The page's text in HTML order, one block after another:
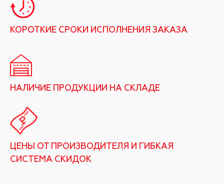
КОРОТКИЕ СРОКИ ИСПОЛНЕНИЯ ЗАКАЗА
НАЛИЧИЕ ПРОДУКЦИИ НА СКЛАДЕ
ЦЕНЫ ОТ ПРОИЗВОДИТЕЛЯ И ГИБКАЯ
СИСТЕМА СКИДОК